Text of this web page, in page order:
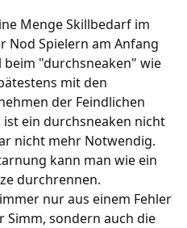
Menge Skillbedarf im
Nod Spielern am Anfang
"durchsneaken" wie
mit den
der Feindlichen
ist ein durchsneaken nicht
nicht mehr Notwendig.
kann man wie ein
durchrennen.
nur aus einem Fehler
Simm, sondern auch die